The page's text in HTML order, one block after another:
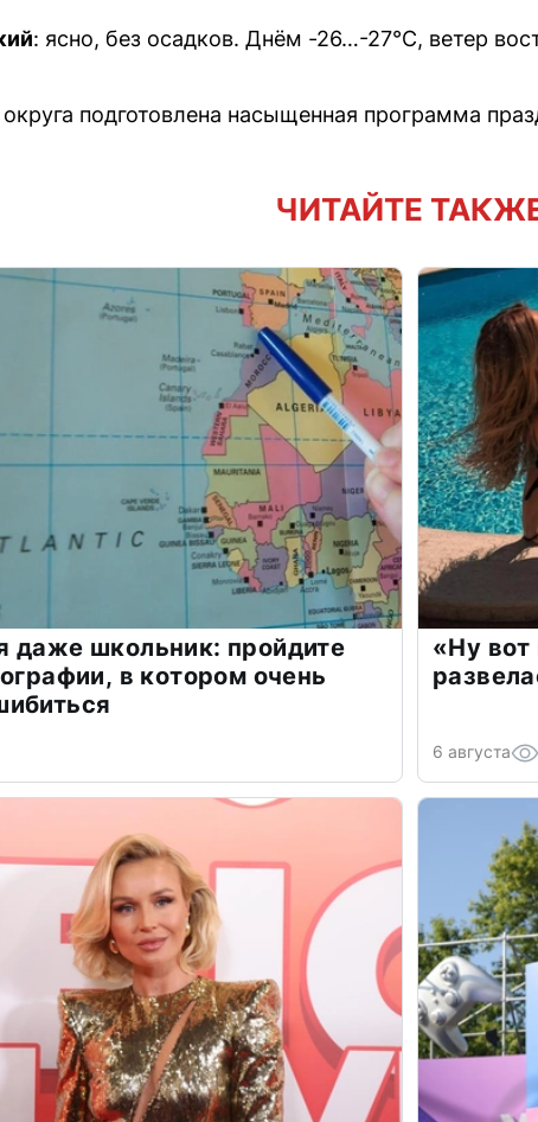
: ясно, без осадков. Днём -26…-27°C, ветер
подготовлена насыщенная программа
ЧИТАЙТЕ
даже школьник: пройдите
в котором очень
«Ну
6 августа